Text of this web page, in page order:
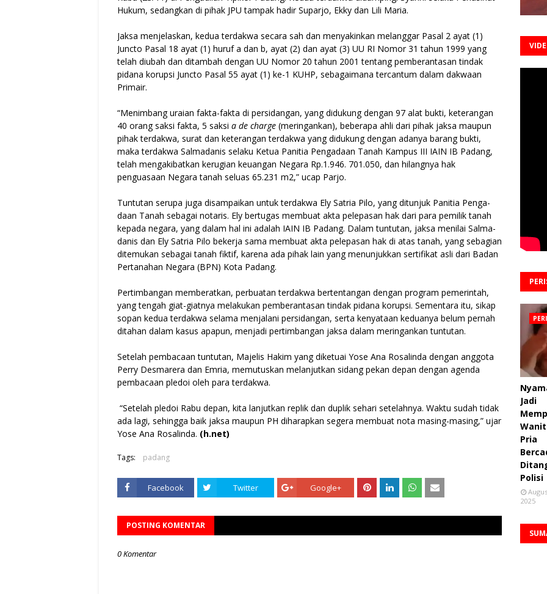
Hukum, sedangkan di pihak JPU tampak hadir Suparjo, Ekky dan Lili Maria.
Jaksa menjelaskan, ke­dua terdakwa secara sah dan menyakinkan melanggar Pa­sal 2 ayat (1)
Juncto Pasal 18 ayat (1) huruf a dan b, ayat (2) dan ayat (3) UU RI No­mor 31 tahun 1999 yang
telah diubah dan ditambah dengan UU Nomor 20 tahun 2001 ten­tang pembe­ranta­san tindak
pidana korupsi Juncto Pasal 55 ayat (1) ke-1 KUHP, seba­gaimana ter­cantum dalam dakwaan
Primair.
“Menimbang uraian fakta-fakta di persidangan, yang di­dukung dengan 97 alat bukti, keterangan
40 orang saksi fakta, 5 saksi a de charge (meringankan), beberapa ahli dari pihak jaksa maupun
pihak terdakwa, surat dan keterangan terdakwa yang di­dukung dengan adanya barang bukti,
maka terdakwa Salmadanis selaku Ketua Panitia Pengadaan Tanah Kampus III IAIN IB Pa­dang,
telah mengakibatkan keru­gian keuangan Negara Rp.1.946. 701.050, dan hilangnya hak
penguasaan Negara tanah seluas 65.231 m2,” ucap Parjo.
Tuntutan serupa juga disam­paikan untuk terdakwa Ely Satria Pilo, yang ditunjuk Panitia Penga­
daan Tanah sebagai notaris. Ely bertugas membuat akta pelepasan hak dari para pemilik tanah
ke­pada negara, yang dalam hal ini adalah IAIN IB Padang. Dalam tuntutan, jaksa menilai Salma­
danis dan Ely Satria Pilo bekerja sama membuat akta pelepasan hak di atas tanah, yang sebagian
ditemukan sebagai tanah fiktif, karena ada pihak lain yang me­nunjukkan sertifikat asli dari Badan
Pertanahan Negara (BPN) Kota Padang.
Pertimbangan memberatkan, perbuatan terdakwa bertentangan dengan program pemerintah,
yang tengah giat-giatnya melakukan pemberantasan tindak pidana korupsi. Sementara itu, sikap
sopan kedua terdakwa selama menjalani persidangan, serta kenyataan keduanya belum per­nah
ditahan dalam kasus apapun, menjadi pertimbangan jaksa da­lam meringankan tuntutan.
Setelah pembacaan tuntutan, Majelis Hakim yang diketuai Yose Ana Rosalinda dengan anggota
Perry Desmarera dan Emria, me­mutuskan melanjutkan sidang pe­kan depan dengan agenda
pem­bacaan pledoi oleh para terdakwa.
“Setelah pledoi Rabu depan, kita lanjutkan replik dan duplik sehari setelahnya. Waktu sudah tidak
ada lagi, sehingga baik jaksa maupun PH diharapkan segera membuat nota masing-masing,” ujar
Yose Ana Rosa­linda. (h.net)
Tags: padang
Facebook Twitter Google+
POSTING KOMENTAR
0 Komentar
Jadi
Pria
Polisi
2025